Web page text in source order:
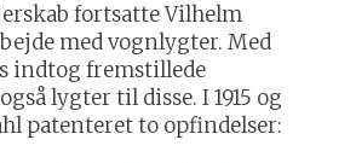
fortsatte Vilhelm
med vognlygter. Med
indtog fremstillede
lygter til disse. I 1915 og
patenteret to opfindelser: